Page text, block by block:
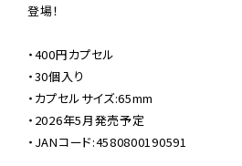
登場！
・400円カプセル
・30個入り
・カプセルサイズ:65mm
・2026年5月発売予定
・JANコード:4580800190591